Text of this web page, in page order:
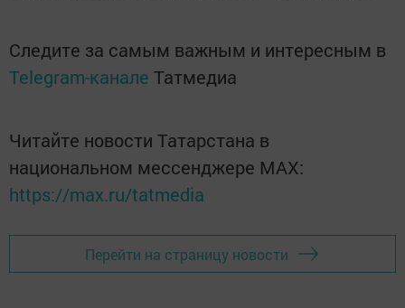
Следите за самым важным и интересным в
Telegram-канале Татмедиа
Читайте новости Татарстана в
национальном мессенджере MАХ:
https://max.ru/tatmedia
Перейти на страницу новости